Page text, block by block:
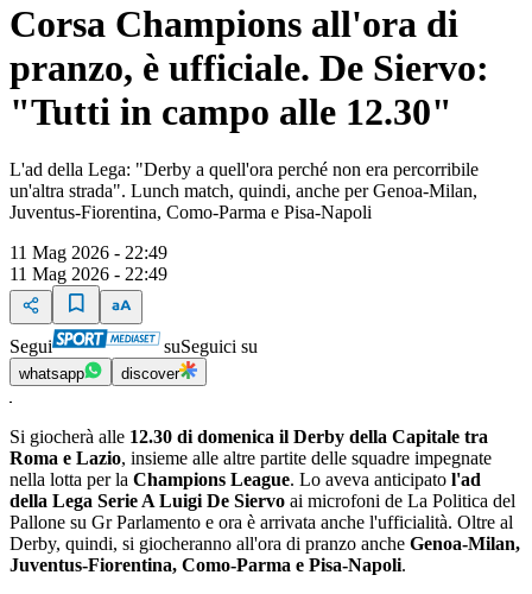
Corsa Champions all'ora di
pranzo, è ufficiale. De Siervo:
"Tutti in campo alle 12.30"
L'ad della Lega: "Derby a quell'ora perché non era percorribile
un'altra strada". Lunch match, quindi, anche per Genoa-Milan,
Juventus-Fiorentina, Como-Parma e Pisa-Napoli
11 Mag 2026 - 22:49
11 Mag 2026 - 22:49
Segui suSeguici su
whatsapp discover
Si giocherà alle 12.30 di domenica il Derby della Capitale tra
Roma e Lazio, insieme alle altre partite delle squadre impegnate
nella lotta per la Champions League. Lo aveva anticipato l'ad
della Lega Serie A Luigi De Siervo ai microfoni de La Politica del
Pallone su Gr Parlamento e ora è arrivata anche l'ufficialità. Oltre al
Derby, quindi, si giocheranno all'ora di pranzo anche Genoa-Milan,
Juventus-Fiorentina, Como-Parma e Pisa-Napoli.